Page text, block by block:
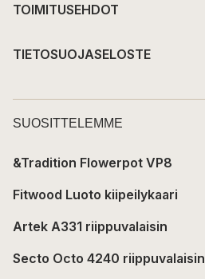
TOIMITUSEHDOT
TIETOSUOJASELOSTE
SUOSITTELEMME
&Tradition Flowerpot VP8
Fitwood Luoto kiipeilykaari
Artek A331 riippuvalaisin
Secto Octo 4240 riippuvalaisin